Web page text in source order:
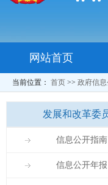
网站首页
当前位置： 首页 >> 政府信
发展和改革委
信息公开指南
信息公开年报